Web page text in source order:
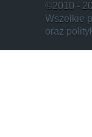
©2010 -
Wszelkie
oraz